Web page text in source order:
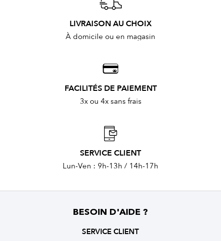
LIVRAISON AU CHOIX
À domicile ou en magasin
FACILITÉS DE PAIEMENT
3x ou 4x sans frais
SERVICE CLIENT
Lun-Ven : 9h-13h / 14h-17h
BESOIN D'AIDE ?
SERVICE CLIENT